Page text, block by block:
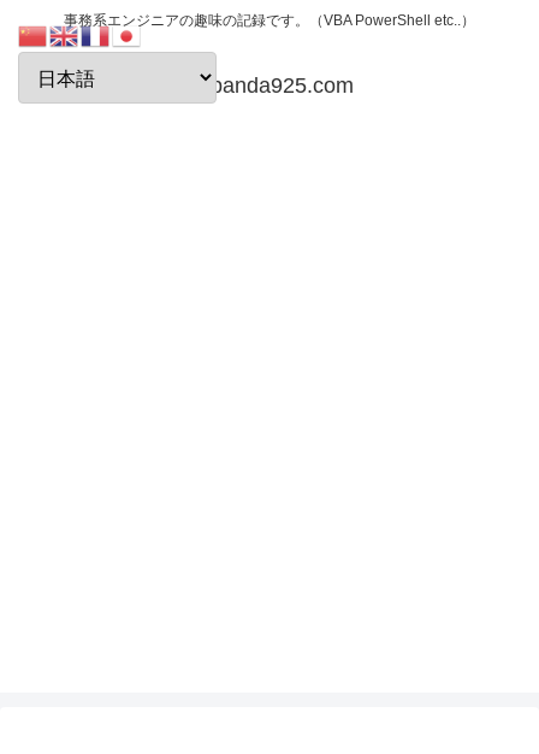
事務系エンジニアの趣味の記録です。（VBA PowerShell etc..）
papanda925.com